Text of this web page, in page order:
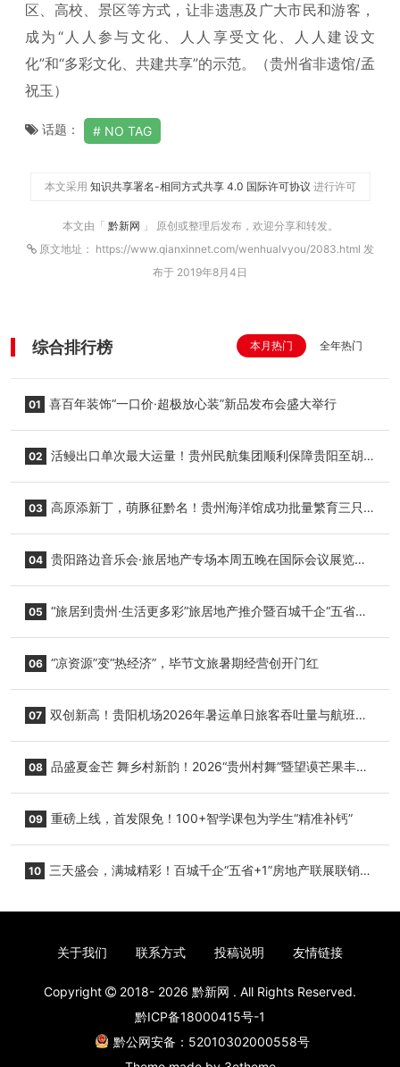
区、高校、景区等方式，让非遗惠及广大市民和游客，
成为“人人参与文化、人人享受文化、人人建设文
化”和“多彩文化、共建共享”的示范。（贵州省非遗馆/孟
祝玉）
话题： NO TAG
本文采用 知识共享署名-相同方式共享 4.0 国际许可协议 进行许可
本文由「 黔新网 」 原创或整理后发布，欢迎分享和转发。
原文地址： https://www.qianxinnet.com/wenhualvyou/2083.html 发
布于 2019年8月4日
综合排行榜 本月热门 全年热门
01 喜百年装饰“一口价·超极放心装”新品发布会盛大举行
02 活鳗出口单次最大运量！贵州民航集团顺利保障贵阳至胡
03 高原添新丁，萌豚征黔名！贵州海洋馆成功批量繁育三只
04 贵阳路边音乐会·旅居地产专场本周五晚在国际会议展览中
05 “旅居到贵州·生活更多彩”旅居地产推介暨百城千企“五省
06 “凉资源”变“热经济”，毕节文旅暑期经营创开门红
07 双创新高！贵阳机场2026年暑运单日旅客吞吐量与航班起
08 品盛夏金芒 舞乡村新韵！2026“贵州村舞”暨望谟芒果丰收
09 重磅上线，首发限免！100+智学课包为学生“精准补钙”
10 三天盛会，满城精彩！百城千企“五省+1”房地产联展联销活
关于我们 联系方式 投稿说明 友情链接
Copyright 2018- 2026 黔新网 . All Rights Reserved.
黔ICP备18000415号-1
黔公网安备：52010302000558号